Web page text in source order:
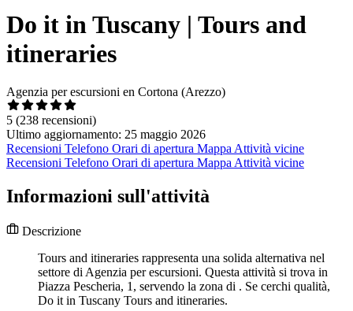
Do it in Tuscany | Tours and
itineraries
Agenzia per escursioni en Cortona (Arezzo)
5 (238 recensioni)
Ultimo aggiornamento: 25 maggio 2026
Recensioni Telefono Orari di apertura Mappa Attività vicine
Recensioni Telefono Orari di apertura Mappa Attività vicine
Informazioni sull'attività
Descrizione
Tours and itineraries rappresenta una solida alternativa nel
settore di Agenzia per escursioni. Questa attività si trova in
Piazza Pescheria, 1, servendo la zona di . Se cerchi qualità,
Do it in Tuscany Tours and itineraries.